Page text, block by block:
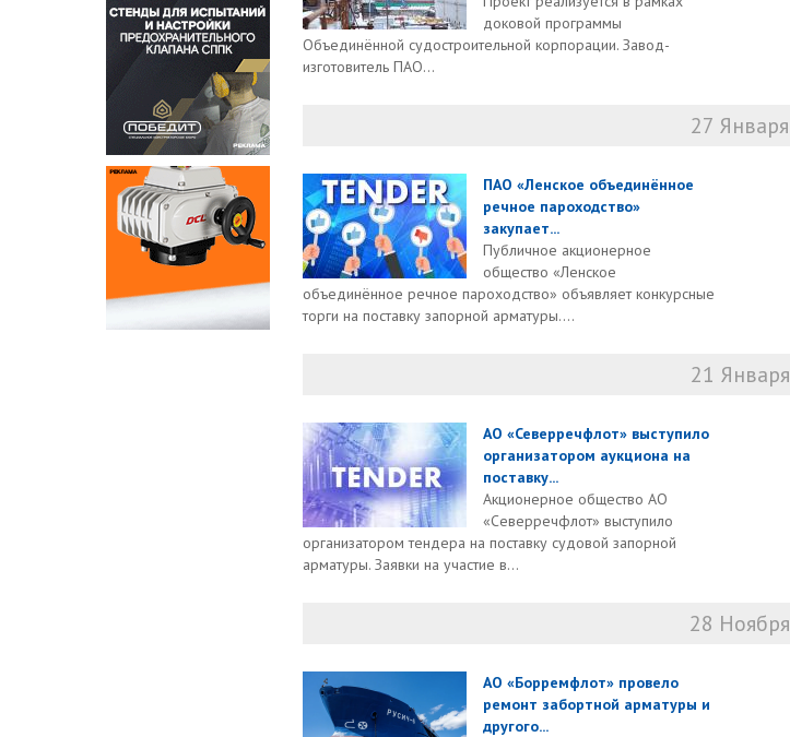
доковой программы
Объединённой судостроительной корпорации. Завод-
изготовитель ПАО...
27 Января
ПАО «Ленское объединённое
речное пароходство»
закупает...
Публичное акционерное
общество «Ленское
объединённое речное пароходство» объявляет конкурсные
торги на поставку запорной арматуры....
21 Января
АО «Северречфлот» выступило
организатором аукциона на
поставку...
Акционерное общество АО
«Северречфлот» выступило
организатором тендера на поставку судовой запорной
арматуры. Заявки на участие в...
28 Ноября
АО «Борремфлот» провело
ремонт забортной арматуры и
другого...